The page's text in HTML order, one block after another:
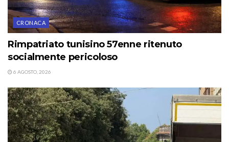
CRONACA
Rimpatriato tunisino 57enne ritenuto
socialmente pericoloso
6 AGOSTO, 2026